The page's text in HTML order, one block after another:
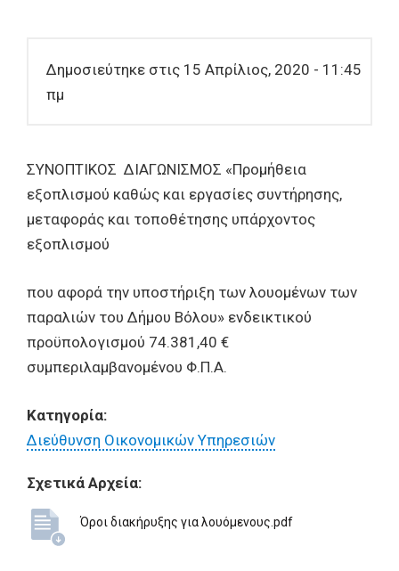
Δημοσιεύτηκε στις 15 Απρίλιος, 2020 - 11:45
πμ
ΣΥΝΟΠΤΙΚΟΣ ΔΙΑΓΩΝΙΣΜΟΣ «Προμήθεια
εξοπλισμού καθώς και εργασίες συντήρησης,
μεταφοράς και τοποθέτησης υπάρχοντος
εξοπλισμού
που αφορά την υποστήριξη των λουομένων των
παραλιών του Δήμου Βόλου» ενδεικτικού
προϋπολογισμού 74.381,40 €
συμπεριλαμβανομένου Φ.Π.Α.
Κατηγορία:
Διεύθυνση Οικονομικών Υπηρεσιών
Σχετικά Αρχεία:
Όροι διακήρυξης για λουόμενους.pdf